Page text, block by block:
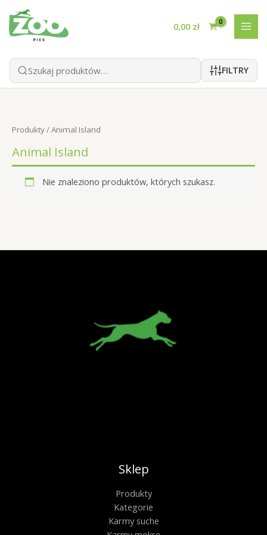
Przejdź
do
treści
0,00 zł
FILTRY
Produkty/ Animal Island
Animal Island
Nie znaleziono produktów, których szukasz.
Sklep
Produkty
Kategorie
Karmy suche